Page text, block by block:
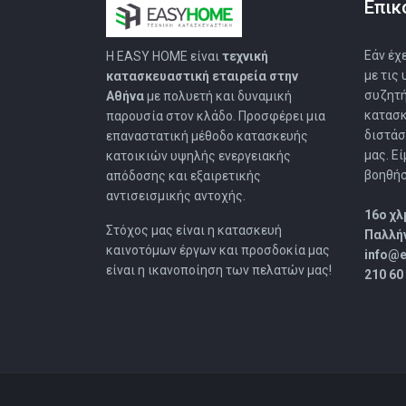
Η EASY HOMΕ είναι τεχνική
κατασκευαστική εταιρεία στην
Αθήναμε πολυετή και δυναμική
παρουσία στον κλάδο. Προσφέρει μια
επαναστατική μέθοδο κατασκευής
κατοικιών υψηλής ενεργειακής
απόδοσης και εξαιρετικής
αντισεισμικής αντοχής.
Στόχος μας είναι η κατασκευή
καινοτόμων έργων και προσδοκία μας
είναι η ικανοποίηση των πελατών μας!
Εάν
με τις
μας.
16o
210